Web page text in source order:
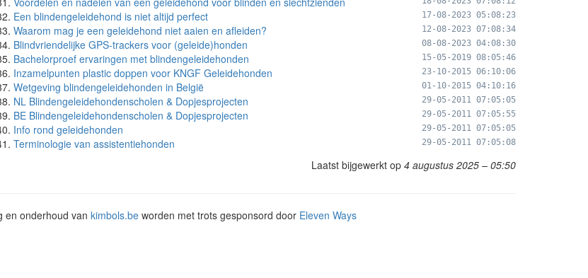
Een blindengeleidehond is niet altijd perfect 17-08-2023 05:08:23
Waarom mag je een geleidehond niet aaien en afleiden? 12-08-2023 07:08:34
Blindvriendelijke GPS-trackers voor (geleide)honden 08-08-2023 04:08:30
Bachelorproef ervaringen met blindengeleidehonden 15-05-2019 08:05:46
Inzamelpunten plastic doppen voor KNGF Geleidehonden 23-10-2015 06:10:06
Wetgeving blindengeleidehonden in België 01-10-2015 04:10:16
NL Blindengeleidehondenscholen & Dopjesprojecten 29-05-2011 07:05:05
BE Blindengeleidehondenscholen & Dopjesprojecten 29-05-2011 07:05:55
Info rond geleidehonden 29-05-2011 07:05:05
Terminologie van assistentiehonden 29-05-2011 07:05:08
Laatst bijgewerkt op 4 augustus 2025 – 05:50
en onderhoud van kimbols.be worden met trots gesponsord door Eleven Ways